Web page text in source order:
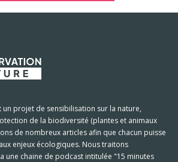
un projet de sensibilisation sur la nature,
de la biodiversité (plantes et animaux
de nombreux articles afin que chacun puisse
enjeux écologiques. Nous traitons
une chaine de podcast intitulée "15 minutes